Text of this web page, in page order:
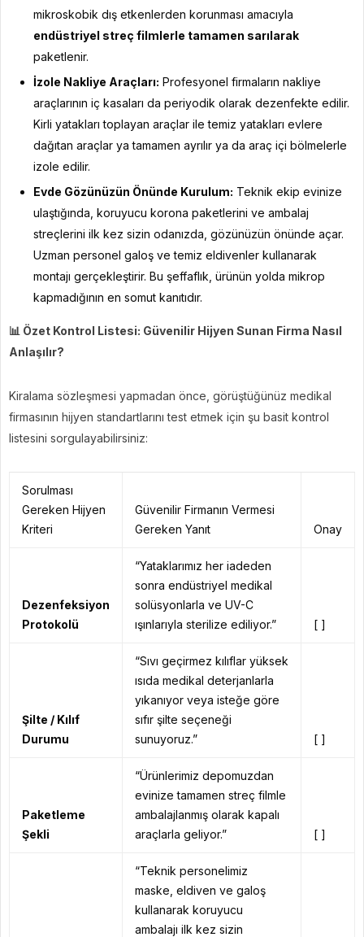
mikroskobik dış etkenlerden korunması amacıyla
endüstriyel streç filmlerle tamamen sarılarak
paketlenir.
İzole Nakliye Araçları: Profesyonel firmaların nakliye
araçlarının iç kasaları da periyodik olarak dezenfekte edilir.
Kirli yatakları toplayan araçlar ile temiz yatakları evlere
dağıtan araçlar ya tamamen ayrılır ya da araç içi bölmelerle
izole edilir.
Evde Gözünüzün Önünde Kurulum: Teknik ekip evinize
ulaştığında, koruyucu korona paketlerini ve ambalaj
streçlerini ilk kez sizin odanızda, gözünüzün önünde açar.
Uzman personel galoş ve temiz eldivenler kullanarak
montajı gerçekleştirir. Bu şeffaflık, ürünün yolda mikrop
kapmadığının en somut kanıtıdır.
📊 Özet Kontrol Listesi: Güvenilir Hijyen Sunan Firma Nasıl
Anlaşılır?
Kiralama sözleşmesi yapmadan önce, görüştüğünüz medikal
firmasının hijyen standartlarını test etmek için şu basit kontrol
listesini sorgulayabilirsiniz:
Sorulması
Gereken Hijyen
Kriteri
Güvenilir Firmanın Vermesi
Gereken Yanıt
Onay
Dezenfeksiyon
Protokolü
“Yataklarımız her iadeden
sonra endüstriyel medikal
solüsyonlarla ve UV-C
ışınlarıyla sterilize ediliyor.”
[ ]
Şilte / Kılıf
Durumu
“Sıvı geçirmez kılıflar yüksek
ısıda medikal deterjanlarla
yıkanıyor veya isteğe göre
sıfır şilte seçeneği
sunuyoruz.”
[ ]
Paketleme
Şekli
“Ürünlerimiz depomuzdan
evinize tamamen streç filmle
ambalajlanmış olarak kapalı
araçlarla geliyor.”
[ ]
“Teknik personelimiz
maske, eldiven ve galoş
kullanarak koruyucu
ambalajı ilk kez sizin